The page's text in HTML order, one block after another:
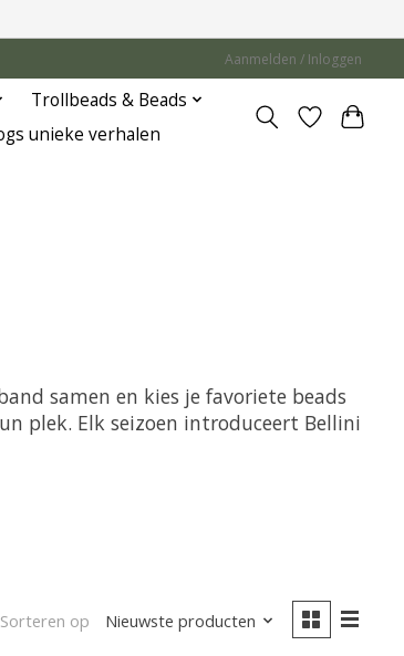
Aanmelden / Inloggen
Trollbeads & Beads
unieke verhalen
samen en kies je favoriete beads
plek. Elk seizoen introduceert Bellini
Sorteren op Nieuwste producten